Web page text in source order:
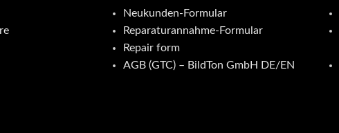
Neukunden-Formular
Reparaturannahme-Formular
Repair form
AGB (GTC) – BildTon GmbH DE/EN